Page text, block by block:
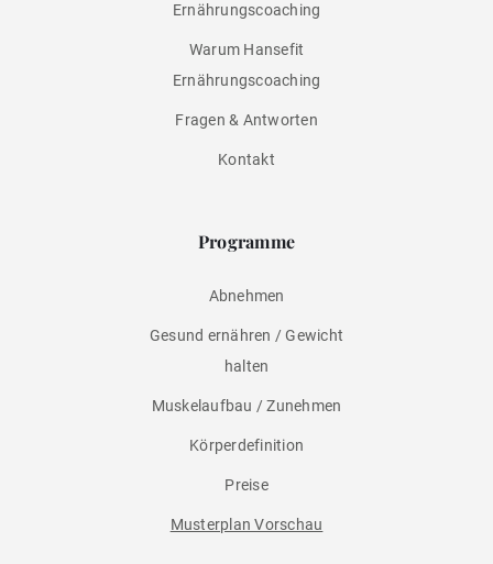
Ernährungscoaching
Warum Hansefit
Ernährungscoaching
Fragen & Antworten
Kontakt
Programme
Abnehmen
Gesund ernähren / Gewicht
halten
Muskelaufbau / Zunehmen
Körperdefinition
Preise
Musterplan Vorschau